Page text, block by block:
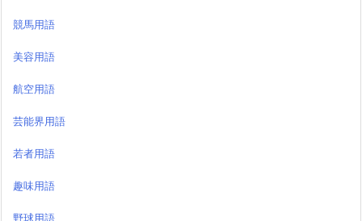
競馬用語
美容用語
航空用語
芸能界用語
若者用語
趣味用語
野球用語